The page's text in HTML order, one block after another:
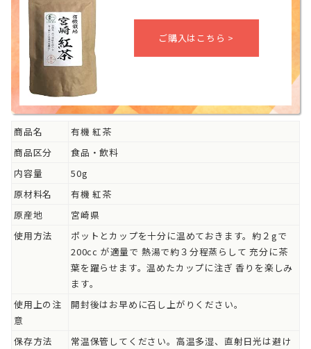
商品名
有機 紅茶
商品区分
食品・飲料
内容量
50g
原材料名
有機 紅茶
原産地
宮崎県
使用方法
ポットとカップを十分に温めておきます。約２gで
200cc が適量で 熱湯で約３分程蒸らして 充分に茶
葉を躍らせます。温めたカップに注ぎ 香りを楽しみ
ます。
使用上の注
意
開封後はお早めに召し上がりください。
保存方法
常温保管してください。高温多湿、直射日光は避け